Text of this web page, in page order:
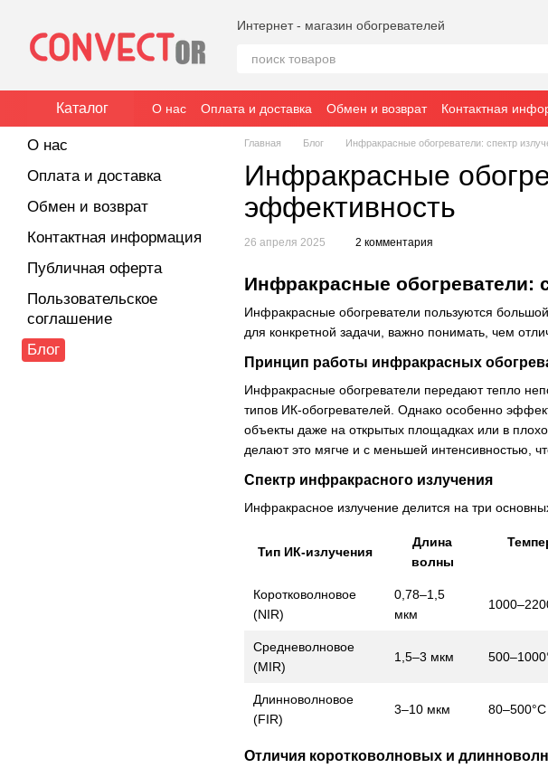
Интернет - магазин обогревателей
Каталог О нас Оплата и доставка Обмен и возврат Контактная
Главная Блог Инфракрасные обогреватели: спектр
Инфракрасные
эффективность
26 апреля 2025 2 комментария
Инфракрасные обогреватели:
Инфракрасные обогреватели пользуются
для конкретной задачи, важно понимать, чем
Принцип работы инфракрасных
Инфракрасные обогреватели передают тепло
типов ИК-обогревателей. Однако особенно
объекты даже на открытых площадках или в
делают это мягче и с меньшей интенсивностью,
Спектр инфракрасного излучения
Инфракрасное излучение делится на три
Тип ИК-излучения
Длина
волны
Коротковолновое
(NIR)
0,78–1,5
мкм
Средневолновое
(MIR)
1,5–3 мкм
Длинноволновое
(FIR)
3–10 мкм 80–500°C
Отличия коротковолновых и
О нас
Оплата и доставка
Обмен и возврат
Контактная информация
Публичная оферта
Пользовательское
соглашение
Блог